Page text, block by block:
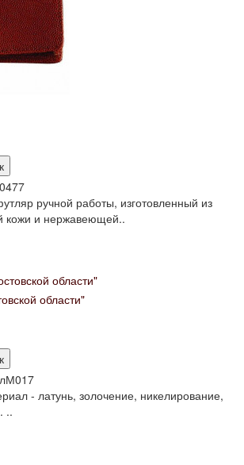
ручной работы, изготовленный из
кожи и нержавеющей..
области"
- латунь, золочение, никелирование,
..